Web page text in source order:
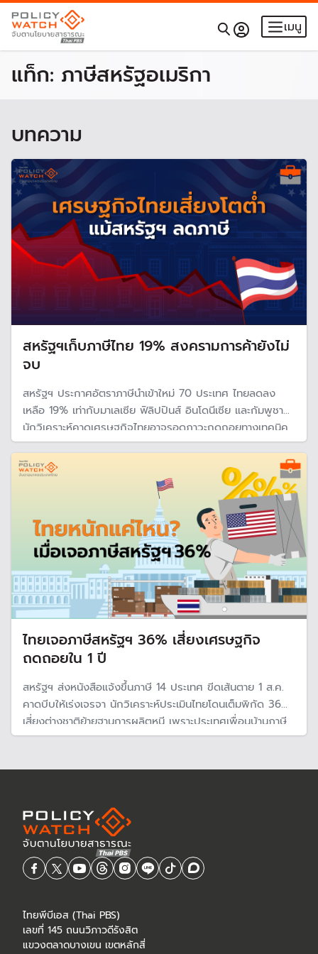
เมนู
แท็ก: ภาษีสหรัฐอเมริกา
บทความ
สหรัฐฯเก็บภาษีไทย 19% สงครามการค้ายังไม่
จบ
สหรัฐฯ ประกาศอัตราภาษีนำเข้าใหม่ 70 ประเทศ ไทยลดลง
เหลือ 19% เท่ากับมาเลเซีย ฟิลิปปินส์ อินโดนีเซีย และกัมพูชา
นักวิเคราะห์คาดเศรษฐกิจไทยอาจรอดภาวะถดถอยทางเทคนิค
แต่ยังเสี่ยงเติบโตต่ำครึ่งหลังของปีนี้ เพราะสงครามการค้ายัง
ไม่จบ ด้านรมว.คลัง ส่งสัญญาณไทยต้องเร่งปรับตัว
ไทยเจอภาษีสหรัฐฯ 36% เสี่ยงเศรษฐกิจ
ถดถอยใน 1 ปี
สหรัฐฯ ส่งหนังสือแจ้งขึ้นภาษี 14 ประเทศ ขีดเส้นตาย 1 ส.ค.
คาดบีบให้เร่งเจรจา นักวิเคราะห์ประเมินไทยโดนเต็มพิกัด 36%
เสี่ยงต่างชาติย้ายฐานการผลิตหนี เพราะประเทศเพื่อนบ้านภาษี
ต่ำกว่า และส่งออกลดลงกระทบเศรษฐกิจโตต่ำ 1.3% มีโอกาส
ไทยพีบีเอส (Thai PBS)
เลขที่ 145 ถนนวิภาวดีรังสิต
แขวงตลาดบางเขน เขตหลักสี่